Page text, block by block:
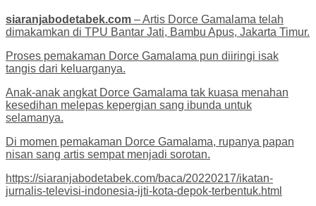
siaranjabodetabek.com – Artis Dorce Gamalama telah
dimakamkan di TPU Bantar Jati, Bambu Apus, Jakarta Timur.
Proses pemakaman Dorce Gamalama pun diiringi isak
tangis dari keluarganya.
Anak-anak angkat Dorce Gamalama tak kuasa menahan
kesedihan melepas kepergian sang ibunda untuk
selamanya.
Di momen pemakaman Dorce Gamalama, rupanya papan
nisan sang artis sempat menjadi sorotan.
https://siaranjabodetabek.com/baca/20220217/ikatan-
jurnalis-televisi-indonesia-ijti-kota-depok-terbentuk.html